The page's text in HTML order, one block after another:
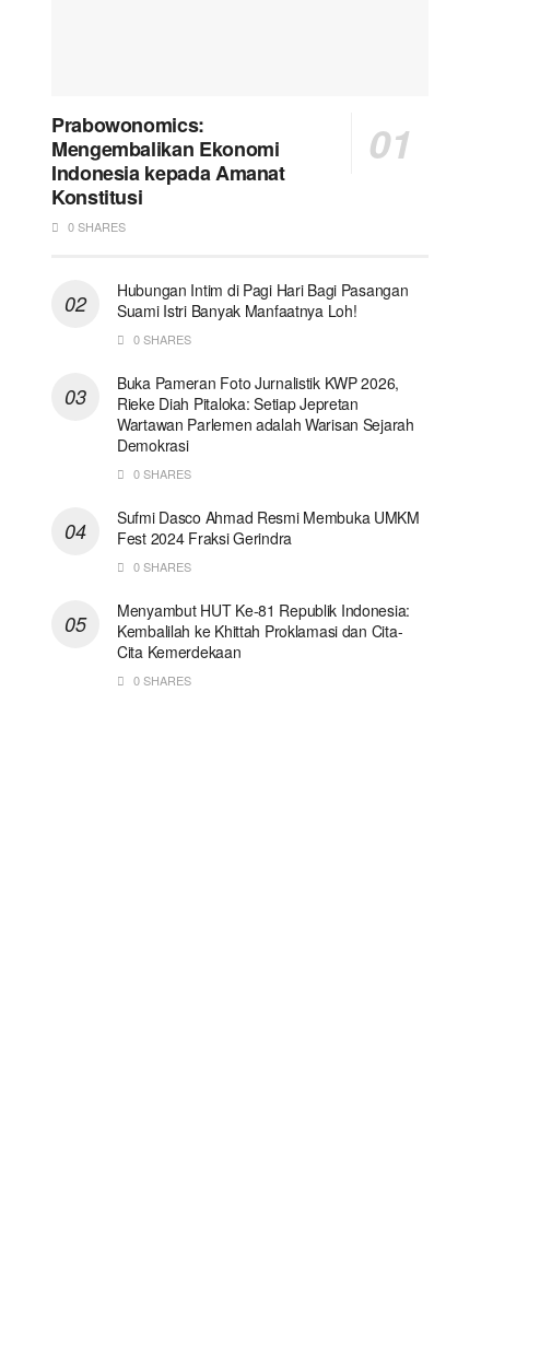
Prabowonomics:
Mengembalikan Ekonomi
Indonesia kepada Amanat
Konstitusi
0 SHARES
Hubungan Intim di Pagi Hari Bagi Pasangan
Suami Istri Banyak Manfaatnya Loh!
0 SHARES
Buka Pameran Foto Jurnalistik KWP 2026,
Rieke Diah Pitaloka: Setiap Jepretan
Wartawan Parlemen adalah Warisan Sejarah
Demokrasi
0 SHARES
Sufmi Dasco Ahmad Resmi Membuka UMKM
Fest 2024 Fraksi Gerindra
0 SHARES
Menyambut HUT Ke-81 Republik Indonesia:
Kembalilah ke Khittah Proklamasi dan Cita-
Cita Kemerdekaan
0 SHARES